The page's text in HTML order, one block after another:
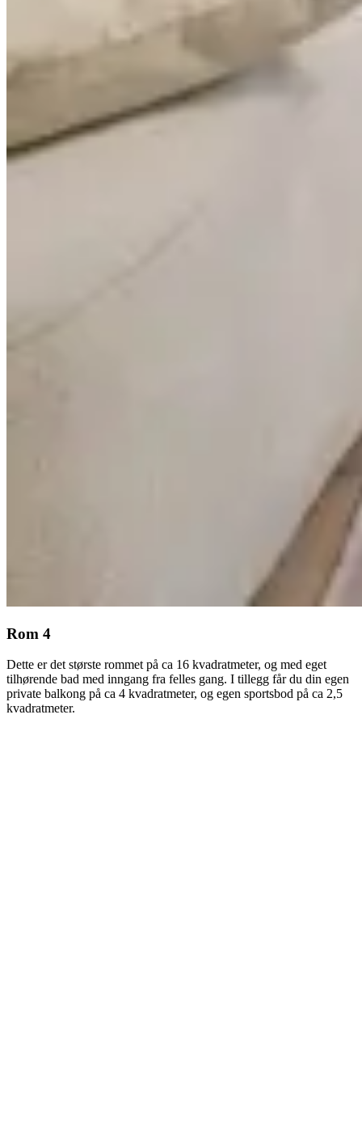
Rom 4
Dette er det største rommet på ca 16 kvadratmeter, og med eget
tilhørende bad med inngang fra felles gang. I tillegg får du din egen
private balkong på ca 4 kvadratmeter, og egen sportsbod på ca 2,5
kvadratmeter.